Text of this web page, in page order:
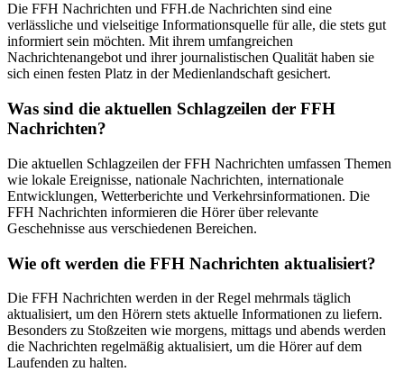
Die FFH Nachrichten und FFH.de Nachrichten sind eine
verlässliche und vielseitige Informationsquelle für alle, die stets gut
informiert sein möchten. Mit ihrem umfangreichen
Nachrichtenangebot und ihrer journalistischen Qualität haben sie
sich einen festen Platz in der Medienlandschaft gesichert.
Was sind die aktuellen Schlagzeilen der FFH
Nachrichten?
Die aktuellen Schlagzeilen der FFH Nachrichten umfassen Themen
wie lokale Ereignisse, nationale Nachrichten, internationale
Entwicklungen, Wetterberichte und Verkehrsinformationen. Die
FFH Nachrichten informieren die Hörer über relevante
Geschehnisse aus verschiedenen Bereichen.
Wie oft werden die FFH Nachrichten aktualisiert?
Die FFH Nachrichten werden in der Regel mehrmals täglich
aktualisiert, um den Hörern stets aktuelle Informationen zu liefern.
Besonders zu Stoßzeiten wie morgens, mittags und abends werden
die Nachrichten regelmäßig aktualisiert, um die Hörer auf dem
Laufenden zu halten.